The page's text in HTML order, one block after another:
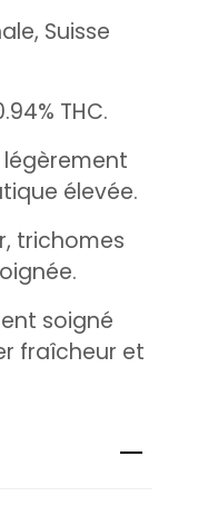
Suisse
THC.
légèrement
élevée.
trichomes
soigné
fraîcheur et